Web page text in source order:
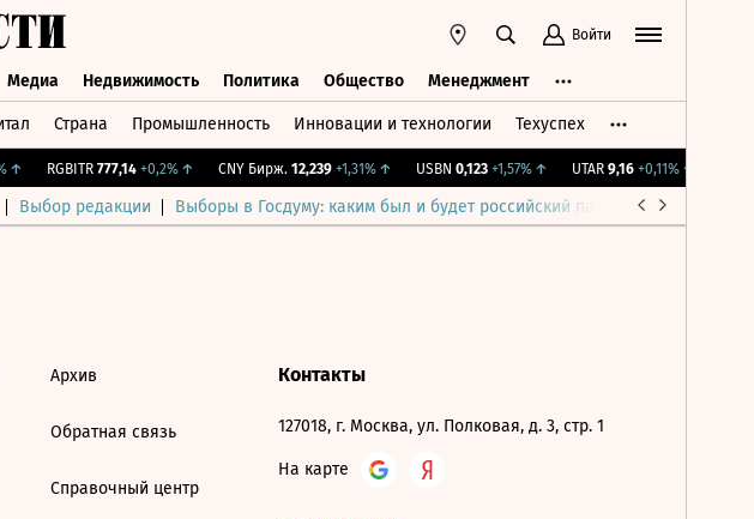
Войти
Медиа Недвижимость Политика Общество Менеджмент
Страна Промышленность Инновации и технологии Техуспех
↑ RGBITR 777,14 +0,2%↑ CNY Бирж. 12,239 +1,31%↑ USBN 0,123 +1,57%↑ UTAR 9,16 +0,11%↑
Выбор редакции Выборы в Госдуму: каким был и будет российский парламент
Архив
Обратная связь
Справочный центр
Контакты
127018, г. Москва, ул. Полковая, д. 3, стр. 1
На карте